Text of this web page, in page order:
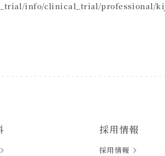
info/clinical_trial/professional/
採用情報
採用情報